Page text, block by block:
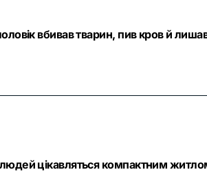
вбивав тварин, пив кров й
цікавляться компактним